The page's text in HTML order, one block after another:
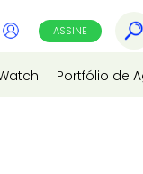
ASSINE
Portfólio de